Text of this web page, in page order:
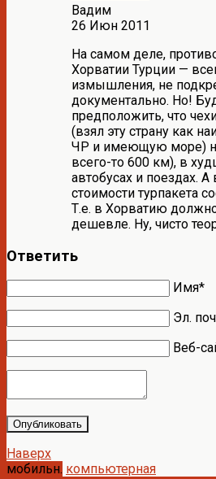
Вадим
26 Июн 2011
На самом деле,
Хорватии Турции —
измышления, не
документально. Но!
предположить, что
(взял эту страну как
ЧР и имеющую море)
всего-то 600 км), в
автобусах и поездах. А
стоимости турпакета
Т.е. в Хорватию
дешевле. Ну, чисто
Ответить
Имя*
Эл.
Веб-
Опубликовать
Наверх
мобильн. компьютерная